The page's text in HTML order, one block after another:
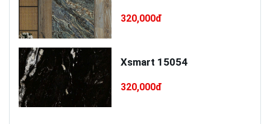
320,000đ
Xsmart 15054
320,000đ